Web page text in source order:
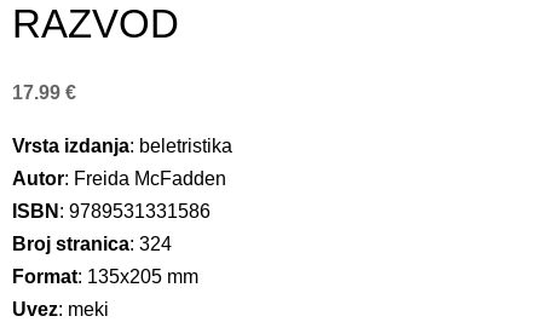
RAZVOD
17.99 €
Vrsta izdanja: beletristika
Autor: Freida McFadden
ISBN : 9789531331586
Broj stranica: 324
Format: 135x205 mm
Uvez: meki